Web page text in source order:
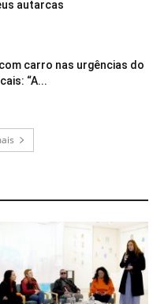
autarcas
carro nas urgências do
“A...